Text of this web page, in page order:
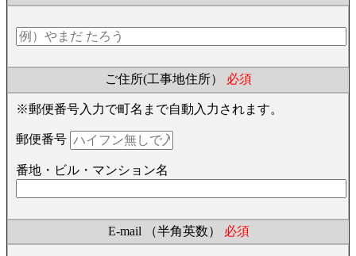
ご住所(工事地住所） 必須
※郵便番号入力で町名まで自動入力されます。
郵便番号
番地・ビル・マンション名
E-mail （半角英数） 必須